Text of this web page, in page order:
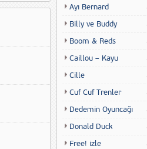
Ayı Bernard
Billy ve Buddy
Boom & Reds
Caillou – Kayu
Cille
Cuf Cuf Trenler
Dedemin Oyuncağı
Donald Duck
Free! izle